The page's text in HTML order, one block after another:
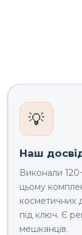
💡
Наш
Виконали
цьому
косметичних
під ключ. Є
мешканців.